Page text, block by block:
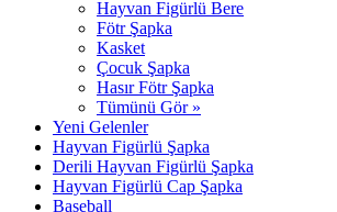
Hayvan Figürlü Bere
Fötr Şapka
Kasket
Çocuk Şapka
Hasır Fötr Şapka
Tümünü Gör »
Yeni Gelenler
Hayvan Figürlü Şapka
Derili Hayvan Figürlü Şapka
Hayvan Figürlü Cap Şapka
Baseball